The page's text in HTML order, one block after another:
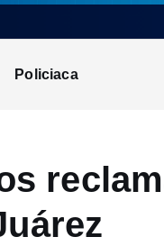
Policiaca